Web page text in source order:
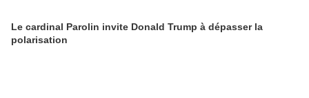
Le cardinal Parolin invite Donald Trump à dépasser la
polarisation